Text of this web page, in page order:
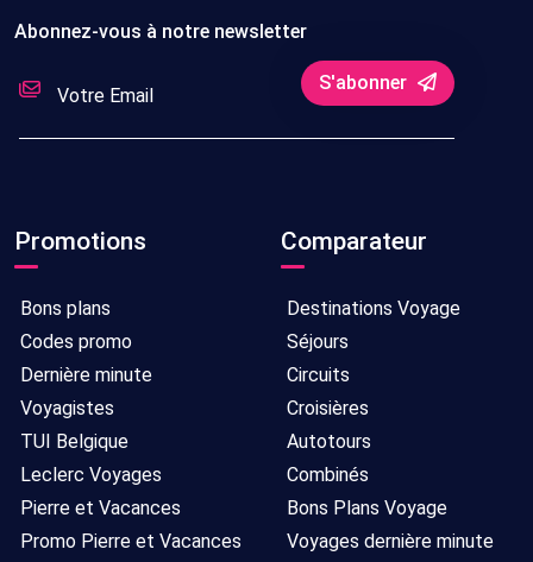
Abonnez-vous à notre newsletter
S'abonner
Promotions
Bons plans
Codes promo
Dernière minute
Voyagistes
TUI Belgique
Leclerc Voyages
Pierre et Vacances
Promo Pierre et Vacances
Comparateur
Destinations Voyage
Séjours
Circuits
Croisières
Autotours
Combinés
Bons Plans Voyage
Voyages dernière minute